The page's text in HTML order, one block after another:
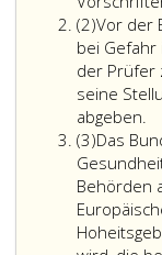
(2)Absatz
2
Vor der
bei Gefahr
der Prüfer
seine
abgeben.
(3)Absatz
3
Das
Behörden